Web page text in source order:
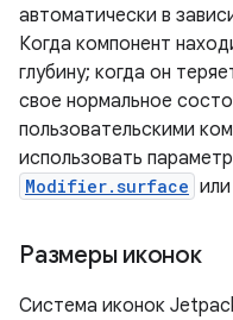
автоматически в
Когда компонент
глубину; когда он
свое нормальное
пользовательскими
использовать параметр
Modifier.surface или
Размеры иконок
Система иконок